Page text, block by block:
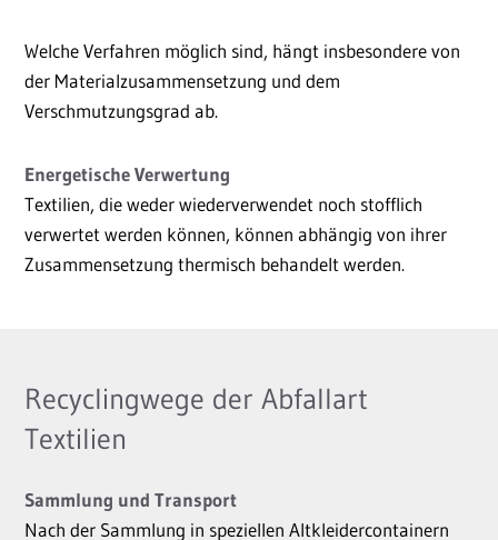
Welche Verfahren möglich sind, hängt insbesondere von
der Materialzusammensetzung und dem
Verschmutzungsgrad ab.
Energetische Verwertung
Textilien, die weder wiederverwendet noch stofflich
verwertet werden können, können abhängig von ihrer
Zusammensetzung thermisch behandelt werden.
Recyclingwege der Abfallart
Textilien
Sammlung und Transport
Nach der Sammlung in speziellen Altkleidercontainern